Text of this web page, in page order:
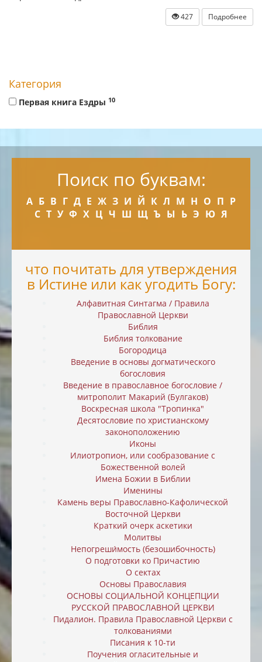
427 Подробнее
Категория
Первая книга Ездры 10
Поиск по буквам:
А Б В Г Д Е Ж З И Й К Л М Н О П Р
С Т У Ф Х Ц Ч Ш Щ Ъ Ы Ь Э Ю Я
что почитать для утверждения
в Истине или как угодить Богу:
Алфавитная Синтагма / Правила
Православной Церкви
Библия
Библия толкование
Богородица
Введение в основы догматического
богословия
Введение в православное богословие /
митрополит Макарий (Булгаков)
Воскресная школа "Тропинка"
Десятословие по христианскому
законоположению
Иконы
Илиотропион, или cообразование с
Божественной волей
Имена Божии в Библии
Именины
Камень веры Православно-Кафолической
Восточной Церкви
Краткий очерк аскетики
Молитвы
Непогреши́мость (безошибочность)
О подготовки ко Причастию
О сектах
Основы Православия
ОСНОВЫ СОЦИАЛЬНОЙ КОНЦЕПЦИИ
РУССКОЙ ПРАВОСЛАВНОЙ ЦЕРКВИ
Пидалион. Правила Православной Церкви с
толкованиями
Писания к 10-ти
Поучения огласительные и